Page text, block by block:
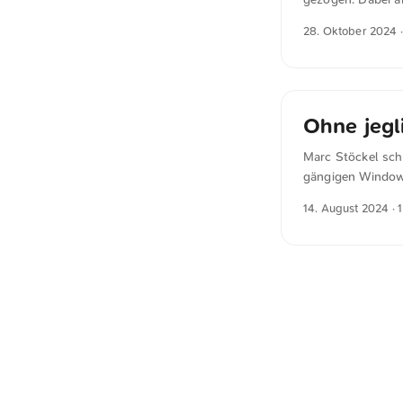
verklagt
seinem
28. Oktober 2024
Ohne
Marc Stöckel
gängigen
Schadcode
14. August 2024 ·